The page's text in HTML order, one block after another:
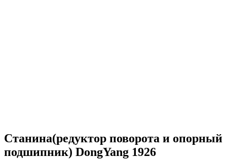
Станина(редуктор поворота и опорный
подшипник) DongYang 1926